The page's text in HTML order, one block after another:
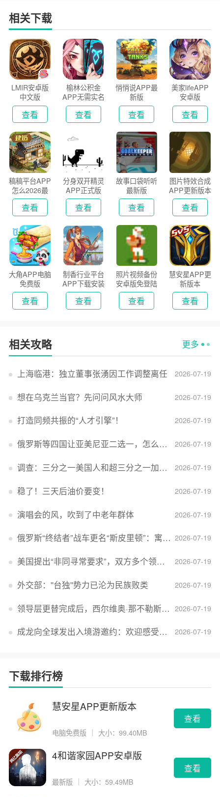
相关下载
LMIR安卓版
中文版
查看
榆林公积金
APP无需实名
认证版
查看
悄悄说APP最
新版
查看
美家lifeAPP
安卓版
查看
稿稿平台APP
怎么2026最
新版
查看
分身双开精灵
APP正式版
查看
故事口袋听听
最新版
查看
图片特效合成
APP更新版本
2026
查看
大角APP电脑
免费版
查看
制香行业平台
APP下载安装
2026
查看
照片视频备份
安卓版免登陆
版
查看
慧安星APP更
新版本
查看
相关攻略 更多
2026-07-19
上海临港：独立董事张湧因工作调整离任
2026-07-19
想在乌克兰当官？先问问风水大师
2026-07-19
打造同频共振的“人才引擎”！
2026-07-19
俄罗斯等四国让亚美尼亚二选一，怎么回事？
2026-07-19
调查：三分之一美国人和超三分之一加拿大人感到经济压力
2026-07-19
稳了！三天后油价要变！
2026-07-19
演唱会的风，吹到了中老年群体
2026-07-19
俄罗斯“终结者”战车更名“斯皮里顿”：寓意强大可靠，彰显俄精神力量
2026-07-19
美国提出“非同寻常要求”，双方多个领域分歧依旧，印美贸易谈判进入“关键阶段”
2026-07-19
外交部：''台独''势力已沦为民族败类
2026-07-19
领导层更替完成后，西尔维奥·那不勒斯出任Lucid首席执行官
2026-07-19
成龙向全球发出入境游邀约：欢迎感受无滤镜的真实中国
下载排行榜
慧安星APP更新版本
电脑免费版 ｜ 大小：99.40MB
查看
4和谐家园APP安卓版
最新版 大小：59.49MB
查看